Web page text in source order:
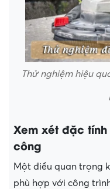
Thử nghiệm hiệu
Xem xét đặc
công
Một điều quan trọng
phù hợp với công